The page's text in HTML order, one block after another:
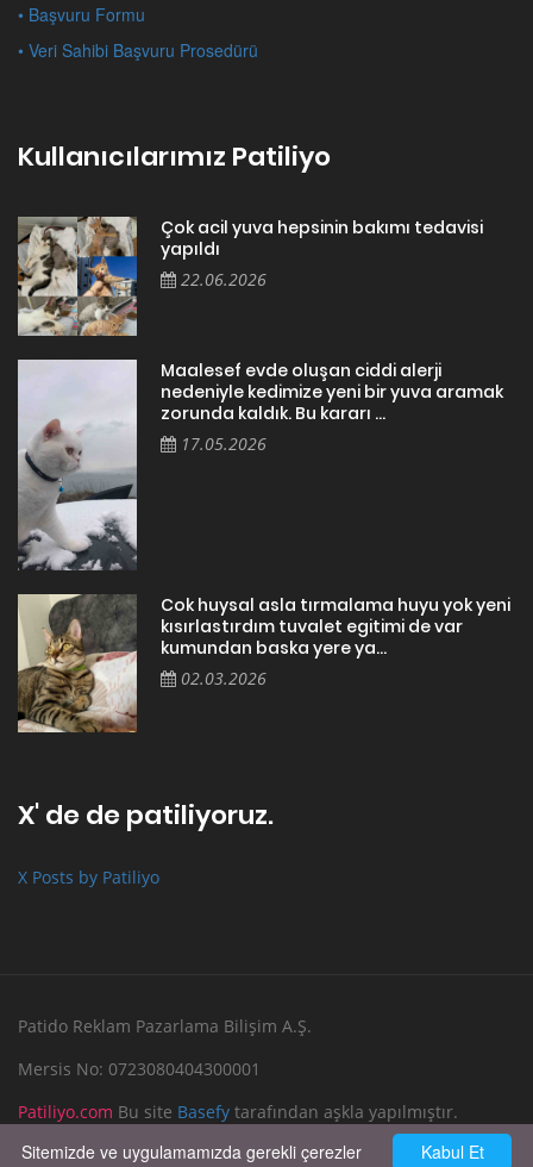
• Başvuru Formu
• Veri Sahibi Başvuru Prosedürü
Kullanıcılarımız Patiliyo
Çok acil yuva hepsinin bakımı tedavisi
yapıldı
22.06.2026
Maalesef evde oluşan ciddi alerji
nedeniyle kedimize yeni bir yuva aramak
zorunda kaldık. Bu kararı ...
17.05.2026
Cok huysal asla tırmalama huyu yok yeni
kısırlastırdım tuvalet egitimi de var
kumundan baska yere ya...
02.03.2026
X' de de patiliyoruz.
X Posts by Patiliyo
Patido Reklam Pazarlama Bilişim A.Ş.
Mersis No: 0723080404300001
Patiliyo.com Bu site Basefy tarafından aşkla yapılmıştır.
Reklam Verin
Bize Yazın
Kabul Et
Sitemizde ve uygulamamızda gerekli çerezler